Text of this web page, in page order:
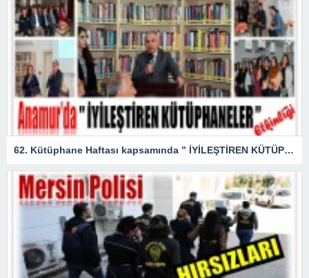
62. Kütüphane Haftası kapsamında ” İYİLEŞTİREN KÜTÜPHANELER ” etkinliği düzenlendi.